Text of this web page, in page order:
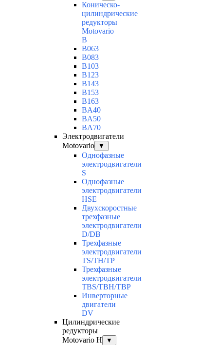
Коническо-
цилиндрические
редукторы
Motovario
B
B063
B083
B103
B123
B143
B153
B163
BA40
BA50
BA70
Электродвигатели
Motovario
▼
Однофазные
электродвигатели
S
Однофазные
электродвигатели
HSE
Двухскоростные
трехфазные
электродвигатели
D/DB
Трехфазные
электродвигатели
TS/TH/TP
Трехфазные
электродвигатели
TBS/TBH/TBP
Инверторные
двигатели
DV
Цилиндрические
редукторы
Motovario H
▼